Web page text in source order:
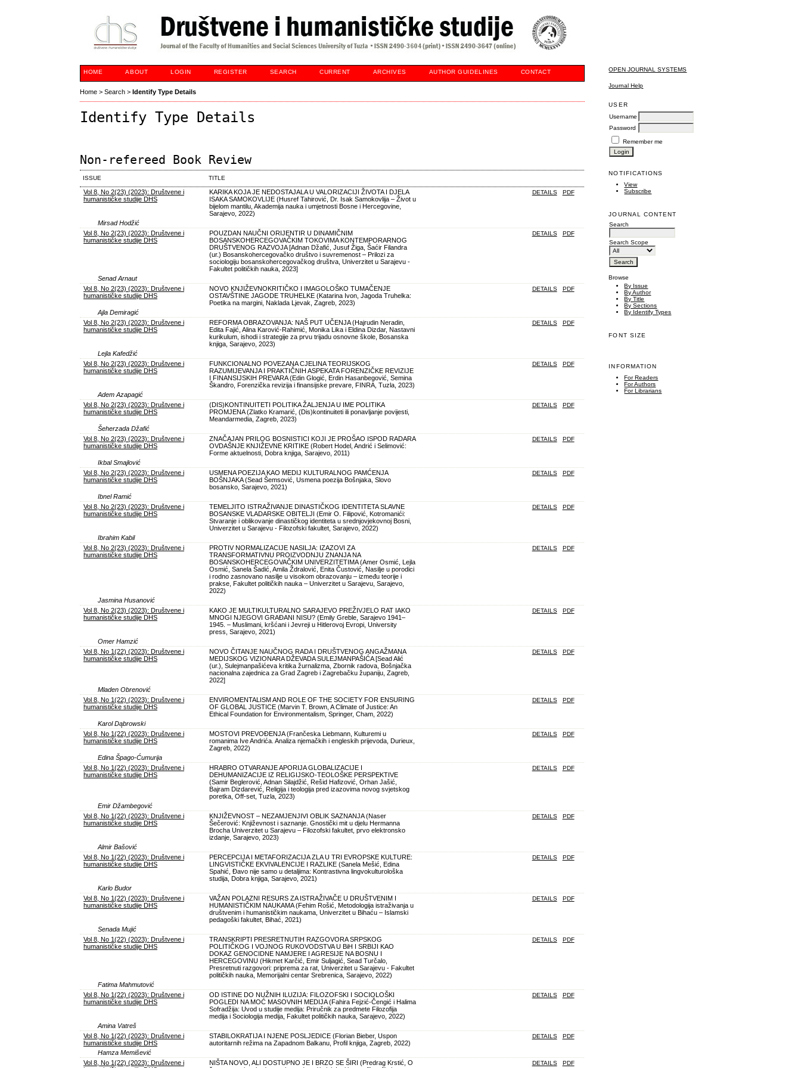
OPEN JOURNAL SYSTEMS
Journal Help
USER
Username
Password
Remember me
NOTIFICATIONS
View
Subscribe
JOURNAL CONTENT
Search
Search Scope
Browse
By Issue
By Author
By Title
By Sections
By Identify Types
FONT SIZE
INFORMATION
For Readers
For Authors
For Librarians
HOME ABOUT LOGIN REGISTER SEARCH CURRENT ARCHIVES AUTHOR GUIDELINES CONTACT
Home >Search >Identify Type Details
Identify Type Details
Non-refereed Book Review
ISSUE TITLE
Vol 8, No 2(23) (2023): Društvene i
humanističke studije DHS
KARIKA KOJA JE NEDOSTAJALA U VALORIZACIJI ŽIVOTA I DJELA
ISAKA SAMOKOVLIJE (Husref Tahirović, Dr. Isak Samokovlija – Život u
bijelom mantilu, Akademija nauka i umjetnosti Bosne i Hercegovine,
Sarajevo, 2022)
DETAILS PDF
Mirsad Hodžić
Vol 8, No 2(23) (2023): Društvene i
humanističke studije DHS
POUZDAN NAUČNI ORIJENTIR U DINAMIČNIM
BOSANSKOHERCEGOVAČKIM TOKOVIMA KONTEMPORARNOG
DRUŠTVENOG RAZVOJA [Adnan Džafić, Jusuf Žiga, Šaćir Filandra
(ur.) Bosanskohercegovačko društvo i suvremenost – Prilozi za
sociologiju bosanskohercegovačkog društva, Univerzitet u Sarajevu -
Fakultet političkih nauka, 2023]
DETAILS PDF
Senad Arnaut
Vol 8, No 2(23) (2023): Društvene i
humanističke studije DHS
NOVO KNJIŽEVNOKRITIČKO I IMAGOLOŠKO TUMAČENJE
OSTAVŠTINE JAGODE TRUHELKE (Katarina Ivon, Jagoda Truhelka:
Poetika na margini, Naklada Ljevak, Zagreb, 2023)
DETAILS PDF
Ajla Demiragić
Vol 8, No 2(23) (2023): Društvene i
humanističke studije DHS
REFORMA OBRAZOVANJA: NAŠ PUT UČENJA (Hajrudin Neradin,
Edita Fajić, Alina Karović-Rahimić, Monika Lika i Eldina Dizdar, Nastavni
kurikulum, ishodi i strategije za prvu trijadu osnovne škole, Bosanska
knjiga, Sarajevo, 2023)
DETAILS PDF
Lejla Kafedžić
Vol 8, No 2(23) (2023): Društvene i
humanističke studije DHS
FUNKCIONALNO POVEZANA CJELINA TEORIJSKOG
RAZUMIJEVANJA I PRAKTIČNIH ASPEKATA FORENZIČKE REVIZIJE
I FINANSIJSKIH PREVARA (Edin Glogić, Erdin Hasanbegović, Semina
Škandro, Forenzička revizija i finansijske prevare, FINRA, Tuzla, 2023)
DETAILS PDF
Adem Azapagić
Vol 8, No 2(23) (2023): Društvene i
humanističke studije DHS
(DIS)KONTINUITETI POLITIKA ŽALJENJA U IME POLITIKA
PROMJENA (Zlatko Kramarić, (Dis)kontinuiteti ili ponavljanje povijesti,
Meandarmedia, Zagreb, 2023)
DETAILS PDF
Šeherzada Džafić
Vol 8, No 2(23) (2023): Društvene i
humanističke studije DHS
ZNAČAJAN PRILOG BOSNISTICI KOJI JE PROŠAO ISPOD RADARA
OVDAŠNJE KNJIŽEVNE KRITIKE (Robert Hodel, Andrić i Selimović:
Forme aktuelnosti, Dobra knjiga, Sarajevo, 2011)
DETAILS PDF
Ikbal Smajlović
Vol 8, No 2(23) (2023): Društvene i
humanističke studije DHS
USMENA POEZIJA KAO MEDIJ KULTURALNOG PAMĆENJA
BOŠNJAKA (Sead Šemsović, Usmena poezija Bošnjaka, Slovo
bosansko, Sarajevo, 2021)
DETAILS PDF
Ibnel Ramić
Vol 8, No 2(23) (2023): Društvene i
humanističke studije DHS
TEMELJITO ISTRAŽIVANJE DINASTIČKOG IDENTITETA SLAVNE
BOSANSKE VLADARSKE OBITELJI (Emir O. Filipović, Kotromanići:
Stvaranje i oblikovanje dinastičkog identiteta u srednjovjekovnoj Bosni,
Univerzitet u Sarajevu - Filozofski fakultet, Sarajevo, 2022)
DETAILS PDF
Ibrahim Kabil
Vol 8, No 2(23) (2023): Društvene i
humanističke studije DHS
PROTIV NORMALIZACIJE NASILJA: IZAZOVI ZA
TRANSFORMATIVNU PROIZVODNJU ZNANJA NA
BOSANSKOHERCEGOVAČKIM UNIVERZITETIMA (Amer Osmić, Lejla
Osmić, Sanela Šadić, Amila Ždralović, Enita Čustović, Nasilje u porodici
i rodno zasnovano nasilje u visokom obrazovanju – između teorije i
prakse, Fakultet političkih nauka – Univerzitet u Sarajevu, Sarajevo,
2022)
DETAILS PDF
Jasmina Husanović
Vol 8, No 2(23) (2023): Društvene i
humanističke studije DHS
KAKO JE MULTIKULTURALNO SARAJEVO PREŽIVJELO RAT IAKO
MNOGI NJEGOVI GRAĐANI NISU? (Emily Greble, Sarajevo 1941–
1945. – Muslimani, kršćani i Jevreji u Hitlerovoj Evropi, University
press, Sarajevo, 2021)
DETAILS PDF
Omer Hamzić
Vol 8, No 1(22) (2023): Društvene i
humanističke studije DHS
NOVO ČITANJE NAUČNOG RADA I DRUŠTVENOG ANGAŽMANA
MEDIJSKOG VIZIONARA DŽEVADA SULEJMANPAŠIĆA [Sead Alić
(ur.), Sulejmanpašićeva kritika žurnalizma, Zbornik radova, Bošnjačka
nacionalna zajednica za Grad Zagreb i Zagrebačku županiju, Zagreb,
2022]
DETAILS PDF
Mladen Obrenović
Vol 8, No 1(22) (2023): Društvene i
humanističke studije DHS
ENVIROMENTALISM AND ROLE OF THE SOCIETY FOR ENSURING
OF GLOBAL JUSTICE (Marvin T. Brown, A Climate of Justice: An
Ethical Foundation for Environmentalism, Springer, Cham, 2022)
DETAILS PDF
Karol Dąbrowski
Vol 8, No 1(22) (2023): Društvene i
humanističke studije DHS
MOSTOVI PREVOĐENJA (Frančeska Liebmann, Kulturemi u
romanima Ive Andrića. Analiza njemačkih i engleskih prijevoda, Durieux,
Zagreb, 2022)
DETAILS PDF
Edina Špago-Ćumurija
Vol 8, No 1(22) (2023): Društvene i
humanističke studije DHS
HRABRO OTVARANJE APORIJA GLOBALIZACIJE I
DEHUMANIZACIJE IZ RELIGIJSKO-TEOLOŠKE PERSPEKTIVE
(Samir Beglerović, Adnan Silajdžić, Rešid Hafizović, Orhan Jašić,
Bajram Dizdarević, Religija i teologija pred izazovima novog svjetskog
poretka, Off-set, Tuzla, 2023)
DETAILS PDF
Emir Džambegović
Vol 8, No 1(22) (2023): Društvene i
humanističke studije DHS
KNJIŽEVNOST – NEZAMJENJIVI OBLIK SAZNANJA (Naser
Šečerović: Književnost i saznanje. Gnostički mit u djelu Hermanna
Brocha Univerzitet u Sarajevu – Filozofski fakultet, prvo elektronsko
izdanje, Sarajevo, 2023)
DETAILS PDF
Almir Bašović
Vol 8, No 1(22) (2023): Društvene i
humanističke studije DHS
PERCEPCIJA I METAFORIZACIJA ZLA U TRI EVROPSKE KULTURE:
LINGVISTIČKE EKVIVALENCIJE I RAZLIKE (Sanela Mešić, Edina
Spahić, Đavo nije samo u detaljima: Kontrastivna lingvokulturološka
studija, Dobra knjiga, Sarajevo, 2021)
DETAILS PDF
Karlo Budor
Vol 8, No 1(22) (2023): Društvene i
humanističke studije DHS
VAŽAN POLAZNI RESURS ZA ISTRAŽIVAČE U DRUŠTVENIM I
HUMANISTIČKIM NAUKAMA (Fehim Rošić, Metodologija istraživanja u
društvenim i humanističkim naukama, Univerzitet u Bihaću – Islamski
pedagoški fakultet, Bihać, 2021)
DETAILS PDF
Senada Mujić
Vol 8, No 1(22) (2023): Društvene i
humanističke studije DHS
TRANSKRIPTI PRESRETNUTIH RAZGOVORA SRPSKOG
POLITIČKOG I VOJNOG RUKOVODSTVA U BiH I SRBIJI KAO
DOKAZ GENOCIDNE NAMJERE I AGRESIJE NA BOSNU I
HERCEGOVINU (Hikmet Karčić, Emir Suljagić, Sead Turčalo,
Presretnuti razgovori: priprema za rat, Univerzitet u Sarajevu - Fakultet
političkih nauka, Memorijalni centar Srebrenica, Sarajevo, 2022)
DETAILS PDF
Fatima Mahmutović
Vol 8, No 1(22) (2023): Društvene i
humanističke studije DHS
OD ISTINE DO NUŽNIH ILUZIJA: FILOZOFSKI I SOCIOLOŠKI
POGLEDI NA MOĆ MASOVNIH MEDIJA (Fahira Fejzić-Čengić i Halima
Sofradžija: Uvod u studije medija: Priručnik za predmete Filozofija
medija i Sociologija medija, Fakultet političkih nauka, Sarajevo, 2022)
DETAILS PDF
Amina Vatreš
Vol 8, No 1(22) (2023): Društvene i
humanističke studije DHS
STABILOKRATIJA I NJENE POSLJEDICE (Florian Bieber, Uspon
autoritarnih režima na Zapadnom Balkanu, Profil knjiga, Zagreb, 2022)
DETAILS PDF
Hamza Memišević
Vol 8, No 1(22) (2023): Društvene i
NIŠTA NOVO, ALI DOSTUPNO JE I BRZO SE ŠIRI (Predrag Krstić, O
DETAILS PDF